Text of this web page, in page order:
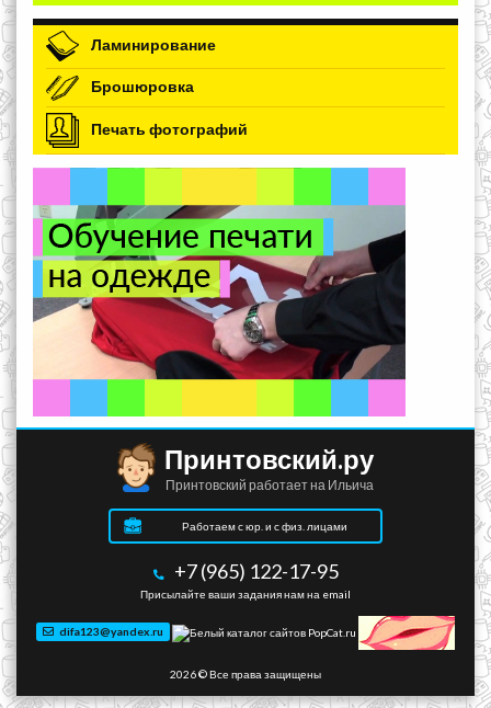
Ламинирование
Брошюровка
Печать фотографий
Принтовский.ру
Принтовский работает на Ильича
Работаем с юр. и с физ. лицами
+7 (965) 122-17-95
Присылайте ваши задания нам на email
difa123@yandex.ru
2026 © Все права защищены